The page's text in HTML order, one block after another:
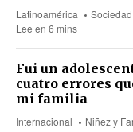
Latinoamérica
Lee en 6 mins
Fui un
cuatro errores
mi familia
Internacional Niñez y